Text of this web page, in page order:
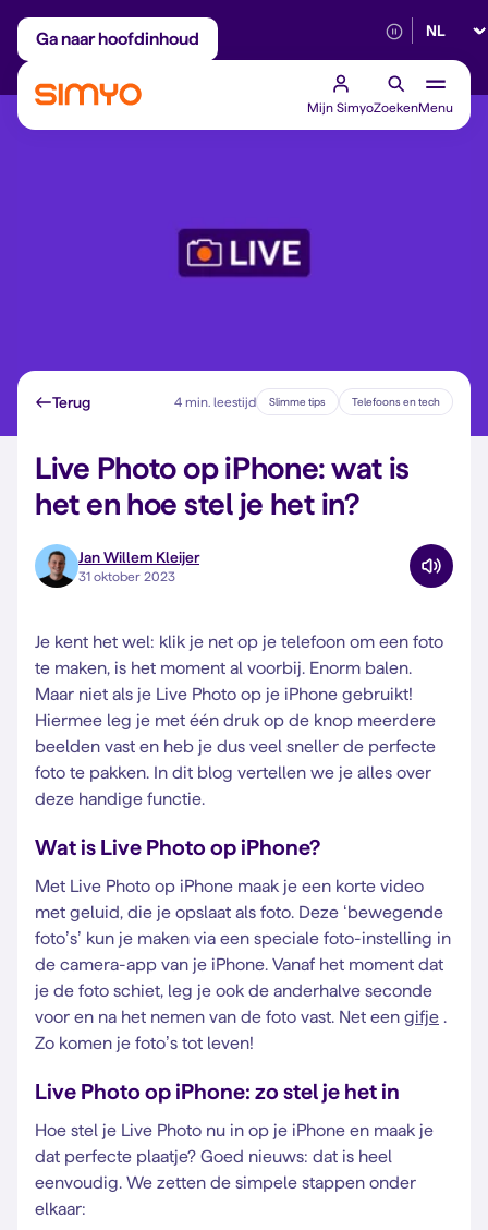
Ga naar hoofdinhoud
Maandelijks aanpasbaar Betrouwbaar
Mijn SimyoZoekenMenu
Terug 4 min. leestijd Slimme tips Telefoons en tech
Live Photo op iPhone: wat is
het en hoe stel je het in?
Jan Willem Kleijer
31 oktober 2023
Je kent het wel: klik je net op je telefoon om een foto
te maken, is het moment al voorbij. Enorm balen.
Maar niet als je Live Photo op je iPhone gebruikt!
Hiermee leg je met één druk op de knop meerdere
beelden vast en heb je dus veel sneller de perfecte
foto te pakken. In dit blog vertellen we je alles over
deze handige functie.
Wat is Live Photo op iPhone?
Met Live Photo op iPhone maak je een korte video
met geluid, die je opslaat als foto. Deze ‘bewegende
foto’s’ kun je maken via een speciale foto-instelling in
de camera-app van je iPhone. Vanaf het moment dat
je de foto schiet, leg je ook de anderhalve seconde
voor en na het nemen van de foto vast. Net een gifje .
Zo komen je foto’s tot leven!
Live Photo op iPhone: zo stel je het in
Hoe stel je Live Photo nu in op je iPhone en maak je
dat perfecte plaatje? Goed nieuws: dat is heel
eenvoudig. We zetten de simpele stappen onder
elkaar: